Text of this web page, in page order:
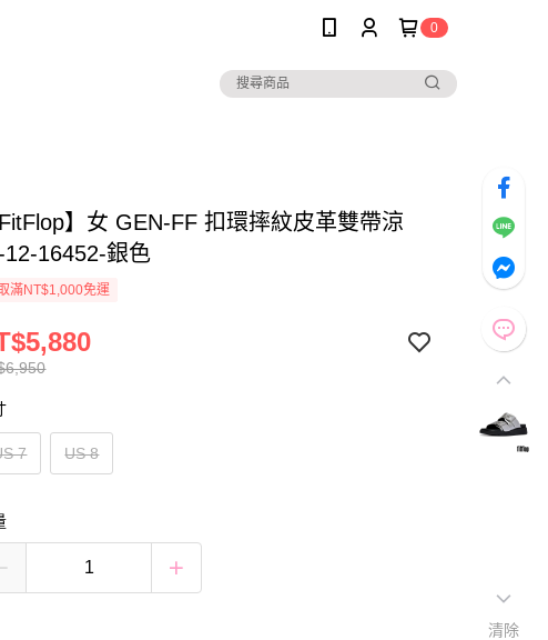
0
FitFlop】女 GEN-FF 扣環摔紋皮革雙帶涼
12-16452-銀色
滿NT$1,000免運
7 US 8
清除